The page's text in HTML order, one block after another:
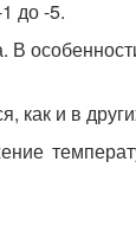
до -5.
как и в